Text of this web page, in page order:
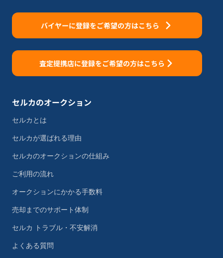
バイヤーに登録をご希望の方はこちら
査定提携店に登録をご希望の方はこちら
セルカのオークション
セルカとは
セルカが選ばれる理由
セルカのオークションの仕組み
ご利用の流れ
オークションにかかる手数料
売却までのサポート体制
セルカ トラブル・不安解消
よくある質問